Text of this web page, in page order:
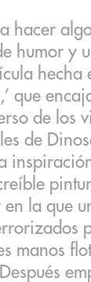
hacer
humor y
hecha
que
de los
de
en la que
manos